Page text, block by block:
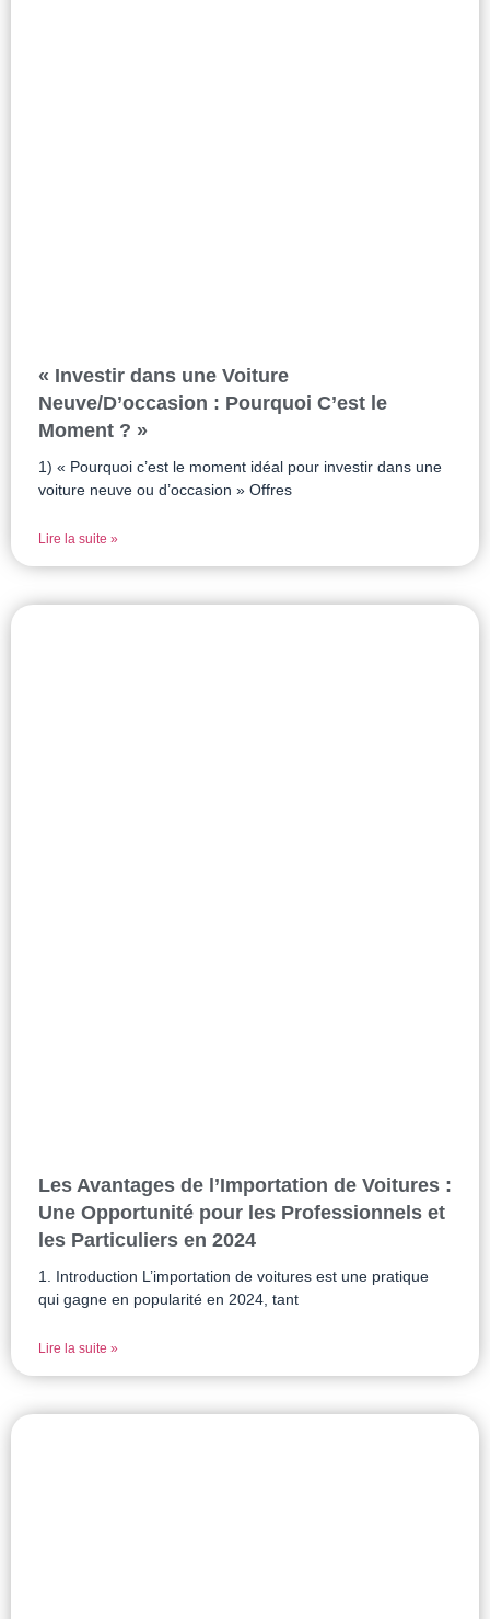
« Investir dans une Voiture
Neuve/D’occasion : Pourquoi C’est le
Moment ? »
1) « Pourquoi c’est le moment idéal pour investir dans une
voiture neuve ou d’occasion » Offres
Lire la suite »
Les Avantages de l’Importation de Voitures :
Une Opportunité pour les Professionnels et
les Particuliers en 2024
1. Introduction L’importation de voitures est une pratique
qui gagne en popularité en 2024, tant
Lire la suite »